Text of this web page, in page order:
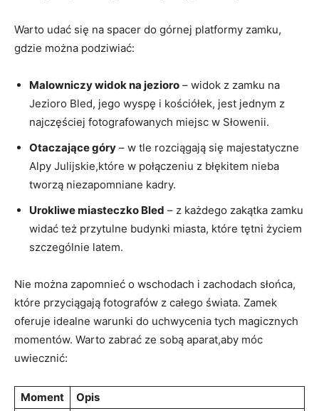
Warto udać się na⁣ spacer do górnej platformy zamku, ​
gdzie można ⁢podziwiać:
Malowniczy widok na‌ jezioro – widok z zamku na
Jezioro Bled, jego wyspę i kościółek, jest jednym z
najczęściej fotografowanych miejsc w ⁣Słowenii.
Otaczające góry – w tle ‍rozciągają się majestatyczne
Alpy Julijskie,które w połączeniu z błękitem nieba
tworzą niezapomniane kadry.
Urokliwe miasteczko Bled – z każdego zakątka zamku
widać też przytulne​ budynki miasta, które tętni życiem
szczególnie‌ latem.
Nie można zapomnieć o wschodach i zachodach słońca,
które przyciągają fotografów z całego świata. Zamek
oferuje idealne warunki do uchwycenia ⁣tych magicznych
momentów. Warto zabrać ze sobą aparat,aby móc
uwiecznić:
Moment Opis